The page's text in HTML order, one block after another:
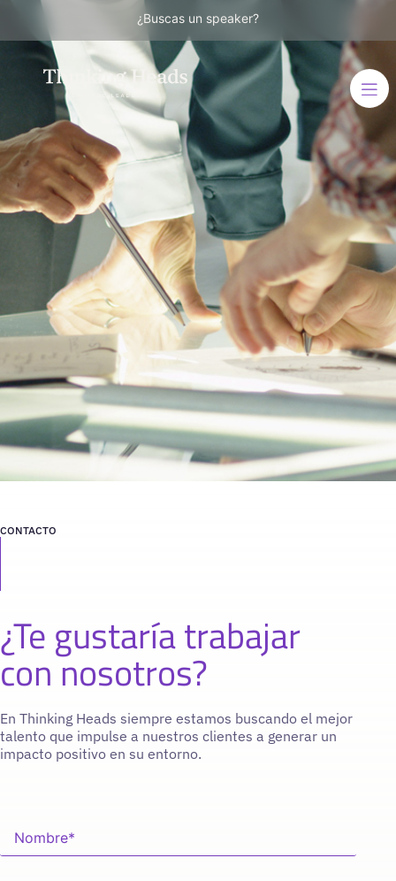
¿Buscas un speaker?
CONTACTO
¿Te gustaría trabajar
con nosotros?
En Thinking Heads siempre estamos buscando el mejor
talento que impulse a nuestros clientes a generar un
impacto positivo en su entorno.